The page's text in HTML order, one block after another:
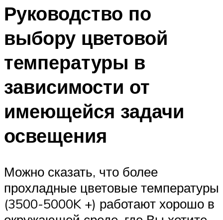
Руководство по
выбору цветовой
температуры в
зависимости от
имеющейся задачи
освещения
Можно сказать, что более
прохладные цветовые температуры
(3500-5000K +) работают хорошо в